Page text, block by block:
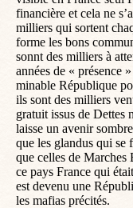
financière et cela ne
milliers qui sortent
forme les bons
sonnt des milliers à
années de « présence
minable République
ils sont des milliers
gratuit issus de Dettes
laisse un avenir
que les glandus qui se
que celles de Marches
ce pays France qui
est devenu une
les mafias précités.